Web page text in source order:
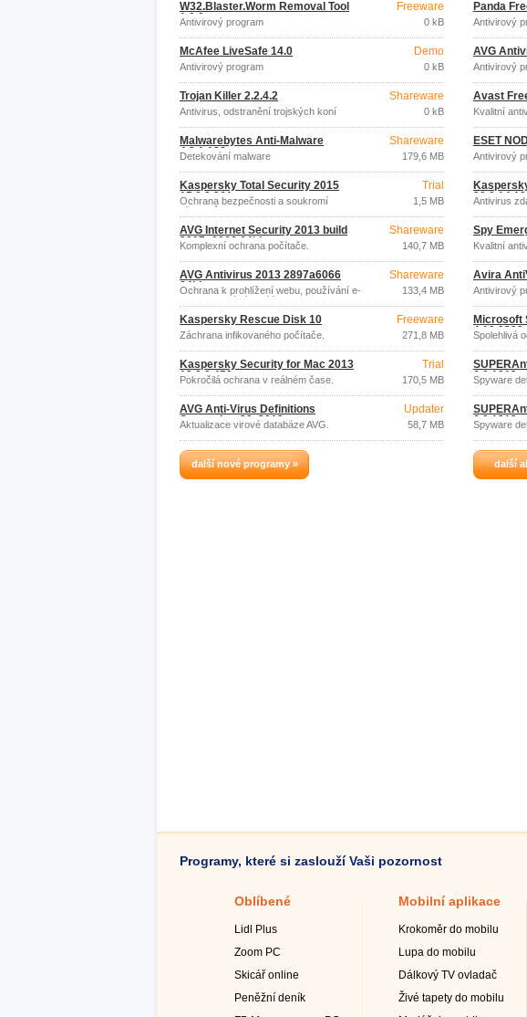
W32.Blaster.Worm Removal Tool
1.0.0
Antivirový program
Freeware
0 kB
McAfee LiveSafe 14.0
Antivirový program
Demo
0 kB
Trojan Killer 2.2.4.2
Antivirus, odstranění trojských koní
Shareware
0 kB
Malwarebytes Anti-Malware
4.2.1.186
Detekování malware
Shareware
179,6 MB
Kaspersky Total Security 2015
15.0.2.361
Ochrana bezpečnosti a soukromí
uživatelů.
Trial
1,5 MB
AVG Internet Security 2013 build
2897a6066 64bit
Komplexní ochrana počítače.
Shareware
140,7 MB
AVG Antivirus 2013 2897a6066
64bit
Ochrana k prohlížení webu, používání e-
mailu a sociálních sítí.
Shareware
133,4 MB
Kaspersky Rescue Disk 10
Záchrana infikovaného počítače.
Freeware
271,8 MB
Kaspersky Security for Mac 2013
13.0.2.458
Pokročilá ochrana v reálném čase.
Trial
170,5 MB
AVG Anti-Virus Definitions
September 29, 2012
Aktualizace virové databáze AVG.
Updater
58,7 MB
další nové programy »
Panda
Antivirový
AVG
Antivirový
Avast
Kvalitní
ESET
Antivirový
Antivirus
Spy
Kvalitní
Avira
Antivirový
Microsoft
Spolehlivá
6.0.1212
Spyware
6.0.1212
Spyware
další
Programy, které si zaslouží Vaši pozornost
Oblíbené
Lidl Plus
Zoom PC
Skicář online
Peněžní deník
Mobilní aplikace
Krokoměr do mobilu
Lupa do mobilu
Dálkový TV ovladač
Živé tapety do mobilu